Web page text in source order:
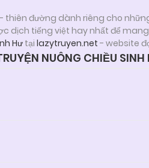
thiên đường dành riêng cho
dịch tiếng việt hay nhất để
Hư tại lazytruyen.net - website
NUÔNG CHIỀU SINH